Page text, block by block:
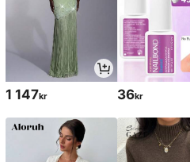
1 147kr 36kr